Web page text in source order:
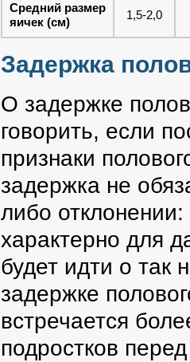
Средний размер
яичек (см)
1,5-2,0
Задержка
О задержке
говорить, если
признаки
задержка не
либо
характерно для
будет идти о так
задержке
встречается
подростков